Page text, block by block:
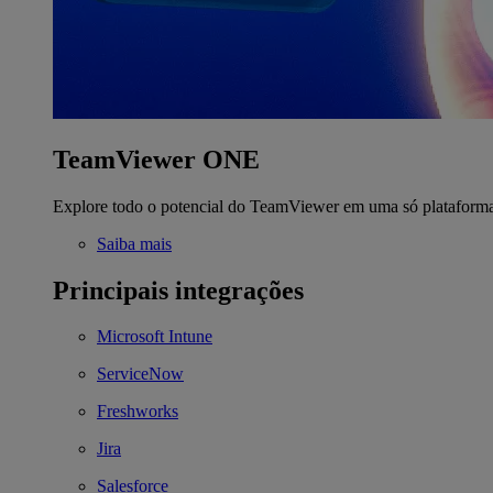
TeamViewer ONE
Explore todo o potencial do TeamViewer em uma só
Saiba mais
Principais integrações
Microsoft Intune
ServiceNow
Freshworks
Jira
Salesforce